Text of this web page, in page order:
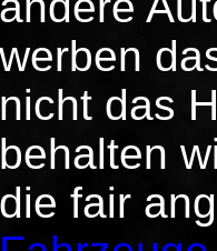
werben
nicht das
behalten
die fair